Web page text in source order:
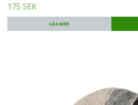
175 SEK
LÄS MER